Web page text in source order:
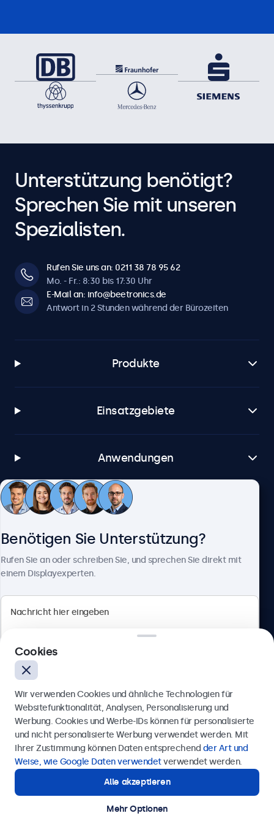
Unterstützung benötigt?
Sprechen Sie mit unseren
Spezialisten.
Rufen Sie uns an: 0211 38 78 95 62
Mo. - Fr.: 8:30 bis 17:30 Uhr
E-Mail an: info@beetronics.de
Antwort in 2 Stunden während der Bürozeiten
Produkte
Einsatzgebiete
Anwendungen
Kundenservice
Berliner Allee 59, 40212 Düsseldorf, Deutschland
Deutsch
© 2026 Beetronics
Benötigen Sie Unterstützung?
Rufen Sie an oder schreiben Sie, und sprechen Sie direkt mit
einem Displayexperten.
Anfrage senden
Rufen Sie uns an unter0211 38 78 95 62
Benötigen Sie Unterstützung?
Kontaktieren Sie uns!
Cookies
Wir verwenden Cookies und ähnliche Technologien für
Websitefunktionalität, Analysen, Personalisierung und
Werbung. Cookies und Werbe-IDs können für personalisierte
und nicht personalisierte Werbung verwendet werden. Mit
Ihrer Zustimmung können Daten entsprechend der Art und
Weise, wie Google Daten verwendetverwendet werden.
Alle akzeptieren
Mehr Optionen